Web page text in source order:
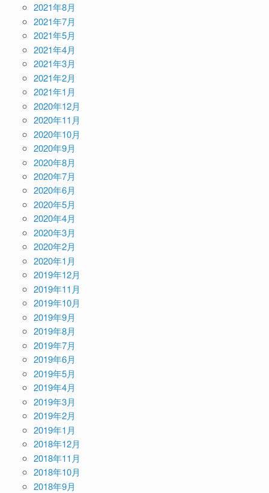
2021年8月
2021年7月
2021年5月
2021年4月
2021年3月
2021年2月
2021年1月
2020年12月
2020年11月
2020年10月
2020年9月
2020年8月
2020年7月
2020年6月
2020年5月
2020年4月
2020年3月
2020年2月
2020年1月
2019年12月
2019年11月
2019年10月
2019年9月
2019年8月
2019年7月
2019年6月
2019年5月
2019年4月
2019年3月
2019年2月
2019年1月
2018年12月
2018年11月
2018年10月
2018年9月